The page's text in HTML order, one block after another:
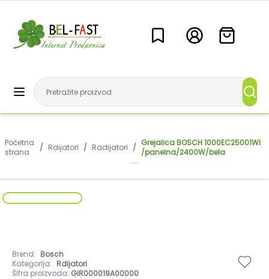
Početna
strana
/ Rdijatori / Radijatori / Grejalica BOSCH 1000EC25001WI
/panelna/2400W/bela
Brend: Bosch
Kategorija: Rdijatori
Šifra proizvoda: GIR000019A00000